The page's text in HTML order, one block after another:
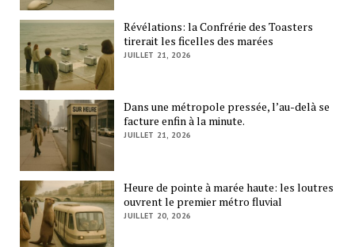
Révélations: la Confrérie des Toasters
tirerait les ficelles des marées
JUILLET 21, 2026
Dans une métropole pressée, l’au-delà se
facture enfin à la minute.
JUILLET 21, 2026
Heure de pointe à marée haute: les loutres
ouvrent le premier métro fluvial
JUILLET 20, 2026